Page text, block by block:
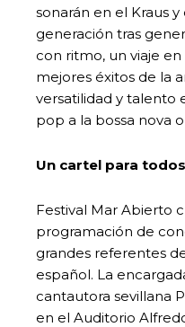
sonarán en el Kraus
generación tras
con ritmo, un viaje
mejores éxitos de la
versatilidad y talento
pop a la bossa nova
Un cartel para
Festival Mar Abierto
programación de
grandes referentes
español. La
cantautora sevillana
en el Auditorio